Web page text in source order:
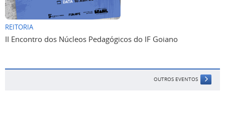
REITORIA
II Encontro dos Núcleos Pedagógicos do IF Goiano
OUTROS EVENTOS